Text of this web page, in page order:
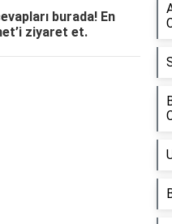
burada! En
ziyaret et.